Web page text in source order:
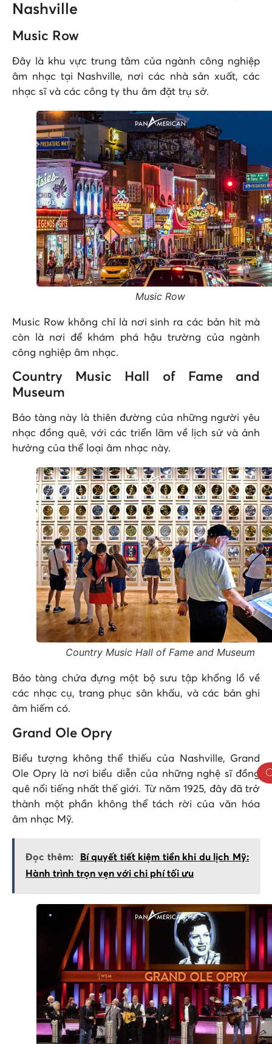
Nashville
Music Row
Đây là khu vực trung tâm của ngành công nghiệp
âm nhạc tại Nashville, nơi các nhà sản xuất, các
nhạc sĩ và các công ty thu âm đặt trụ sở.
Music Row
Music Row không chỉ là nơi sinh ra các bản hit mà
còn là nơi để khám phá hậu trường của ngành
công nghiệp âm nhạc.
Country Music Hall of Fame and
Museum
Bảo tàng này là thiên đường của những người yêu
nhạc đồng quê, với các triển lãm về lịch sử và ảnh
hưởng của thể loại âm nhạc này.
Country Music Hall of Fame and Museum
Bảo tàng chứa đựng một bộ sưu tập khổng lồ về
các nhạc cụ, trang phục sân khấu, và các bản ghi
âm hiếm có.
Grand Ole Opry
Biểu tượng không thể thiếu của Nashville, Grand
Ole Opry là nơi biểu diễn của những nghệ sĩ đồng
quê nổi tiếng nhất thế giới. Từ năm 1925, đây đã trở
thành một phần không thể tách rời của văn hóa
âm nhạc Mỹ.
Đọc thêm:
Bí quyết tiết kiệm tiền khi du lịch Mỹ:
Hành trình trọn vẹn với chi phí tối ưu